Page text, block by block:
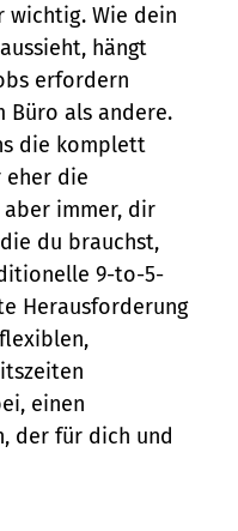
wichtig. Wie dein
hängt
erfordern
Büro als andere.
die komplett
eher die
immer, dir
du brauchst,
9-to-5-
Herausforderung
einen
der für dich und